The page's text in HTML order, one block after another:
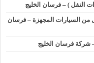
النقل ) – فرسان الخليج
السيارات المجهزة – فرسان
شركة فرسان الخليج